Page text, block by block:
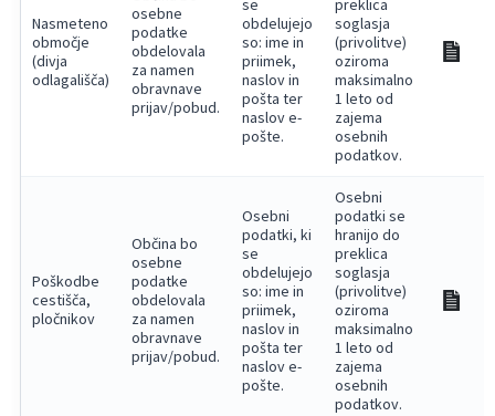
Nasmeteno
območje
(divja
odlagališča)
osebne
podatke
obdelovala
za namen
obravnave
prijav/pobud.
se
obdelujejo
so: ime in
priimek,
naslov in
pošta ter
naslov e-
pošte.
preklica
soglasja
(privolitve)
oziroma
maksimalno
1 leto od
zajema
osebnih
podatkov.
Poškodbe
cestišča,
pločnikov
Občina bo
osebne
podatke
obdelovala
za namen
obravnave
prijav/pobud.
Osebni
podatki, ki
se
obdelujejo
so: ime in
priimek,
naslov in
pošta ter
naslov e-
pošte.
Osebni
podatki se
hranijo do
preklica
soglasja
(privolitve)
oziroma
maksimalno
1 leto od
zajema
osebnih
podatkov.